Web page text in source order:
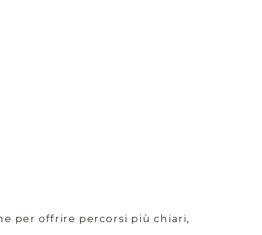
per offrire percorsi più chiari,